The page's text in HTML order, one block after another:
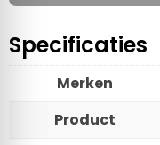
Specificaties
Merken
Product